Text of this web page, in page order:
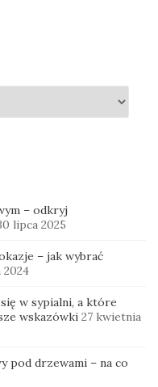
– odkryj
lipca 2025
– jak wybrać
2024
w sypialni, a które
wskazówki 27 kwietnia
pod drzewami – na co